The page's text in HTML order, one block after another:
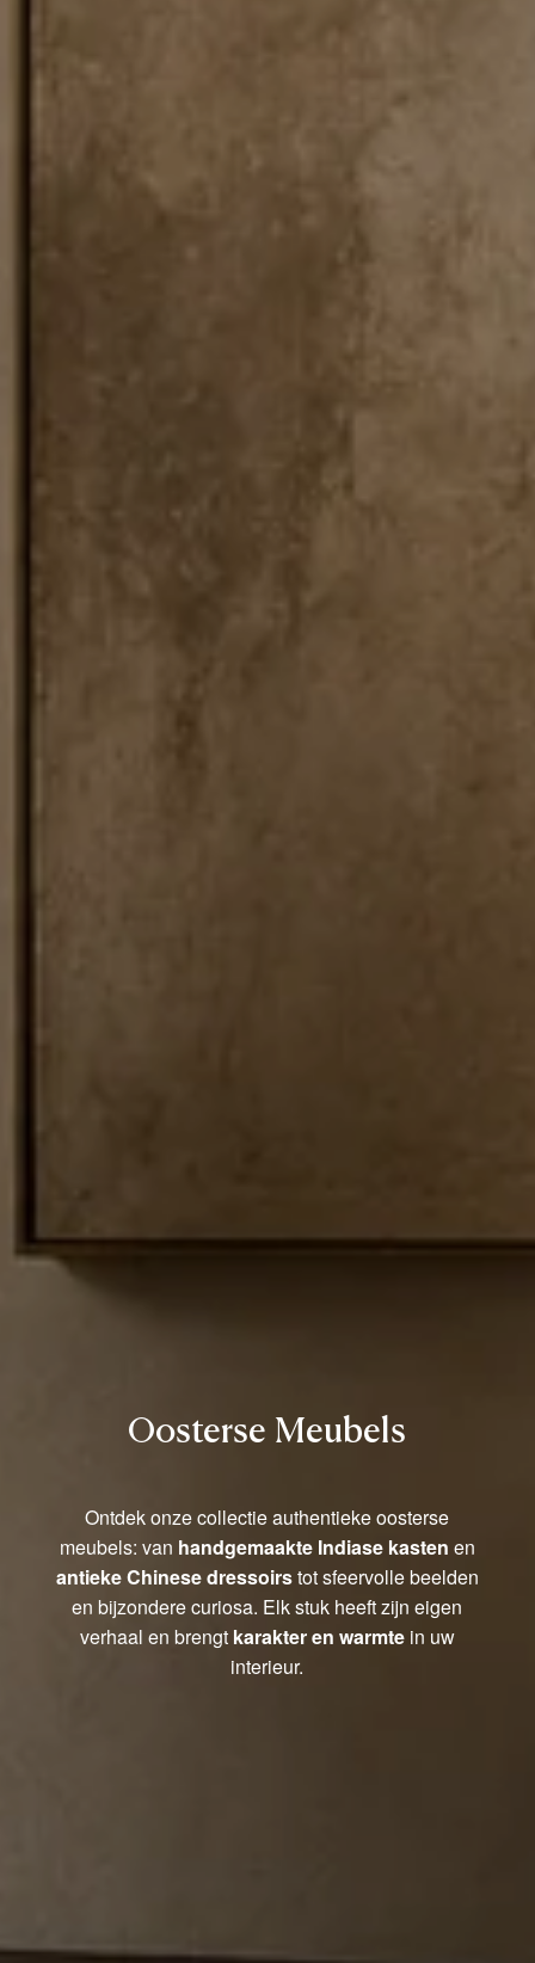
Oosterse Meubels
Ontdek onze collectie authentieke oosterse
meubels: van handgemaakte Indiase kasten en
antieke Chinese dressoirstot sfeervolle beelden
en bijzondere curiosa. Elk stuk heeft zijn eigen
verhaal en brengt karakter en warmte in uw
interieur.